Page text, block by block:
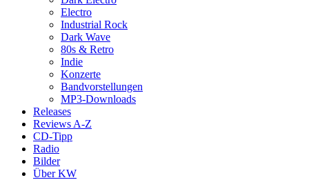
Electro
Industrial Rock
Dark Wave
80s & Retro
Indie
Konzerte
Bandvorstellungen
MP3-Downloads
Releases
Reviews A-Z
CD-Tipp
Radio
Bilder
Über KW